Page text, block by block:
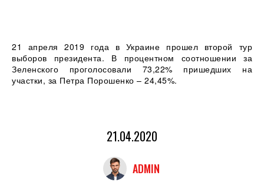
21 апреля 2019 года в Украине прошел второй тур
выборов президента. В процентном соотношении за
Зеленского проголосовали 73,22% пришедших на
участки, за Петра Порошенко – 24,45%.
21.04.2020
ADMIN